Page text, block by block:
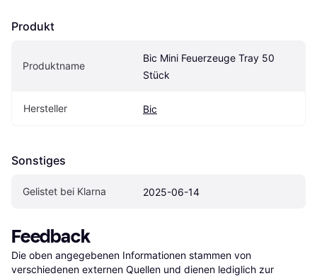
Produkt
Produktname
Bic Mini Feuerzeuge Tray 50
Stück
Hersteller Bic
Sonstiges
Gelistet bei Klarna 2025-06-14
Feedback
Die oben angegebenen Informationen stammen von
verschiedenen externen Quellen und dienen lediglich zur